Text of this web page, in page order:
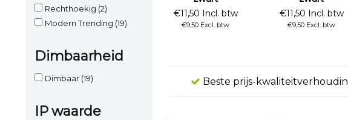
Rechthoekig (2)
Modern Trending (19)
Dimbaarheid
Dimbaar (19)
IP waarde
€11,50 Incl. btw
€9,50 Excl. btw
€11,50 Incl. btw
€9,50 Excl. btw
Beste prijs-